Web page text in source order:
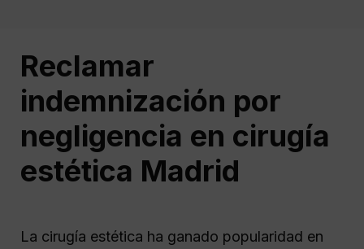
Reclamar
indemnización por
negligencia en cirugía
estética Madrid
La cirugía estética ha ganado popularidad en